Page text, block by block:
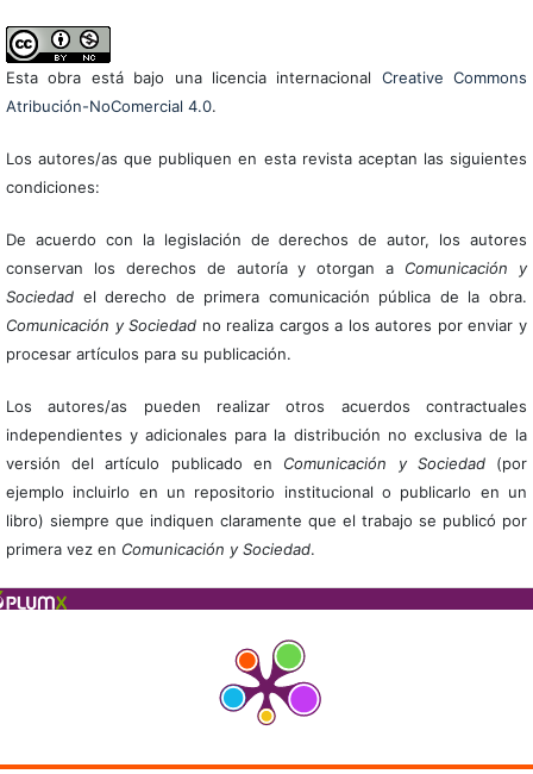
Esta obra está bajo una licencia internacional Creative Commons
Atribución-NoComercial 4.0.
Los autores/as que publiquen en esta revista aceptan las siguientes
condiciones:
De acuerdo con la legislación de derechos de autor, los autores
conservan los derechos de autoría y otorgan a Comunicación y
Sociedadel derecho de primera comunicación pública de la obra.
Comunicación y Sociedad no realiza cargos a los autores por enviar y
procesar artículos para su publicación.
Los autores/as pueden realizar otros acuerdos contractuales
independientes y adicionales para la distribución no exclusiva de la
versión del artículo publicado en Comunicación y Sociedad(por
ejemplo incluirlo en un repositorio institucional o publicarlo en un
libro) siempre que indiquen claramente que el trabajo se publicó por
primera vez en Comunicación y Sociedad.